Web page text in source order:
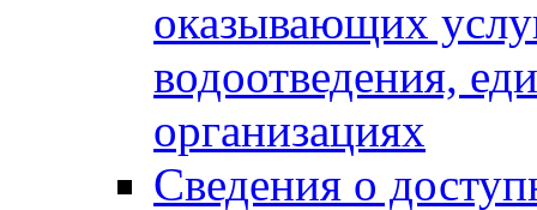
оказывающих
водоотведения,
организациях
Сведения о